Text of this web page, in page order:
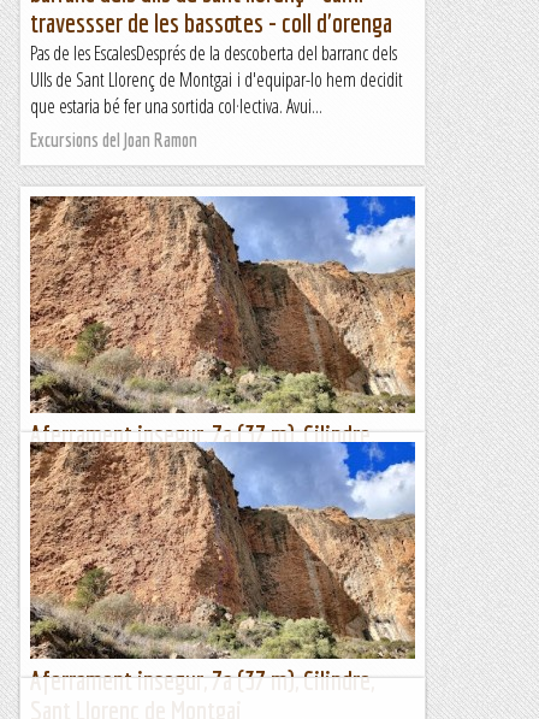
travessser de les bassotes - coll d'orenga
Pas de les EscalesDesprés de la descoberta del barranc dels
Ulls de Sant Llorenç de Montgai i d'equipar-lo hem decidit
que estaria bé fer una sortida col·lectiva. Avui...
Excursions del Joan Ramon
Aferrament insegur, 7a (37 m), Cilindre,
Sant Llorenç de Montgai
Vic ens obre una nova via de caràcter "esportiu" al Cilindre.
La trobareu entre la "Desilusió" i la "Arsenalato de
Titaponio". Està ben protegida, però la roca...
Lo gall
Aferrament insegur, 7a (37 m), Cilindre,